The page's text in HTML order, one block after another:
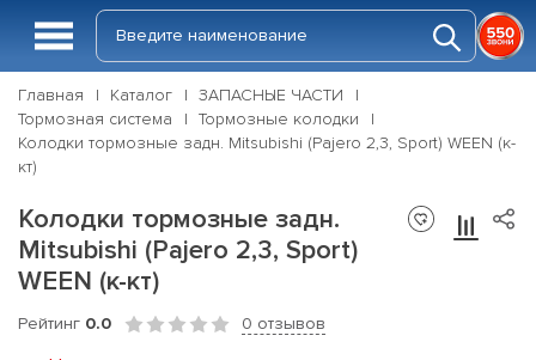
Главная Каталог
ЗАПАСНЫЕ ЧАСТИ
Тормозная система
Тормозные колодки
Колодки тормозные задн. Mitsubishi (Pajero 2,3, Sport) WEEN (к-
кт)
Колодки тормозные задн.
Mitsubishi (Pajero 2,3, Sport)
WEEN (к-кт)
Рейтинг 0.0 0 отзывов